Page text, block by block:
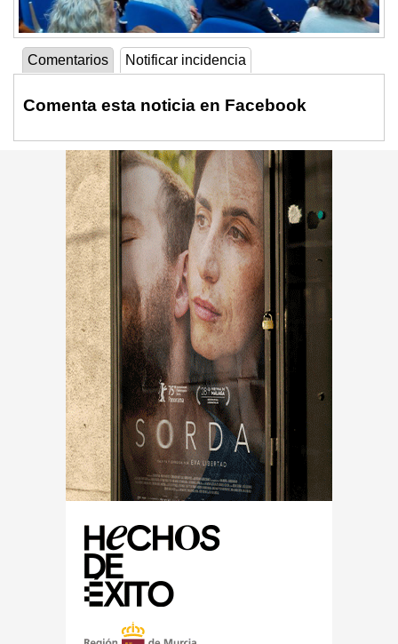
Comentarios Notificar incidencia
Comenta esta noticia en Facebook